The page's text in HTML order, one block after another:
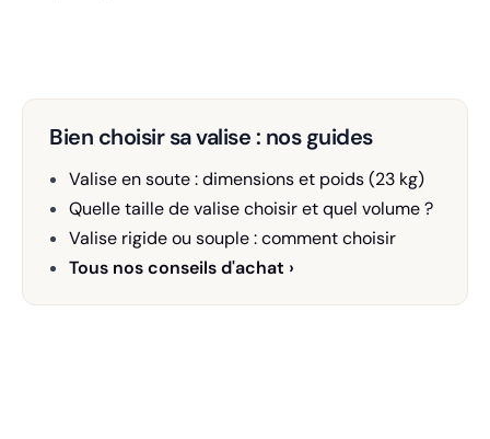
Bien choisir sa valise : nos guides
Valise en soute : dimensions et poids (23 kg)
Quelle taille de valise choisir et quel volume ?
Valise rigide ou souple : comment choisir
Tous nos conseils d'achat ›